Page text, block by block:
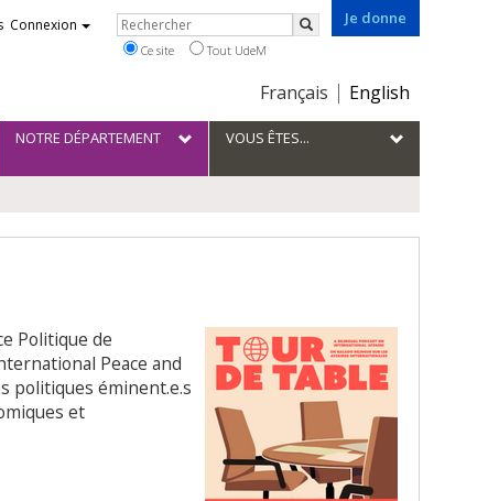
Je donne
Choix
la
langue
Français English
Connexion Rechercher
Rechercher
Ce site Tout UdeM
NOTRE DÉPARTEMENT VOUS ÊTES...
Politique de
Peace and
politiques éminent.e.s
et